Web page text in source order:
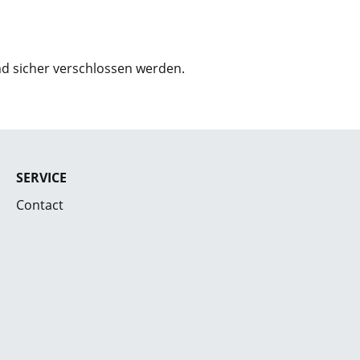
sicher verschlossen werden.
SERVICE
Contact